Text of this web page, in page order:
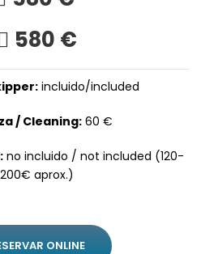
580 €
incluido/included
/ Cleaning:60 €
no incluido / not included (120-
200€ aprox.)
ONLINE